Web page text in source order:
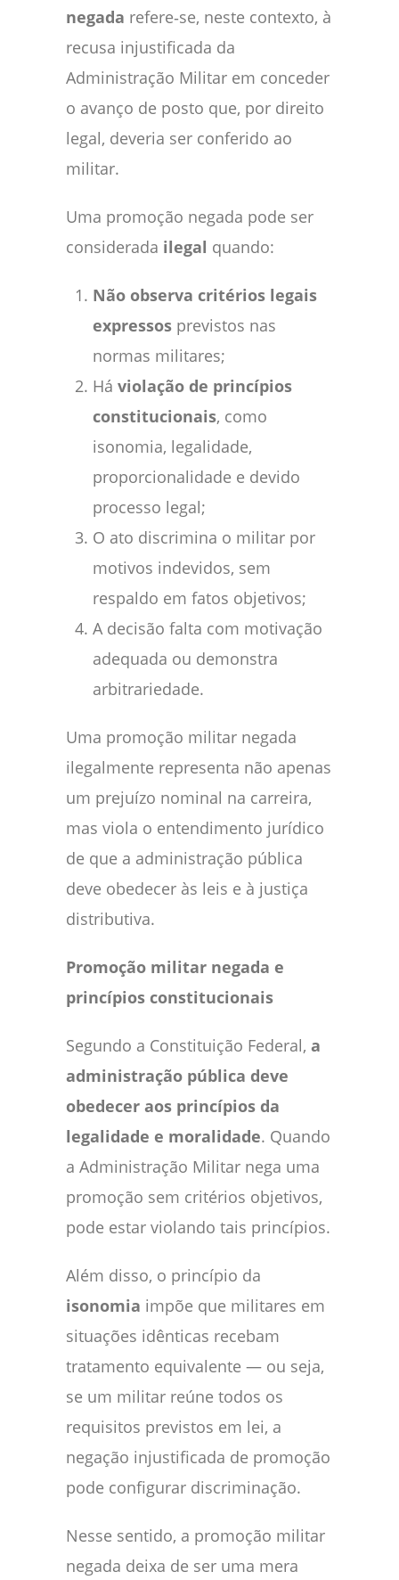
negada refere‑se, neste contexto, à
recusa injustificada da
Administração Militar em conceder
o avanço de posto que, por direito
legal, deveria ser conferido ao
militar.
Uma promoção negada pode ser
considerada ilegal quando:
Não observa critérios legais
expressos previstos nas
normas militares;
Há violação de princípios
constitucionais, como
isonomia, legalidade,
proporcionalidade e devido
processo legal;
O ato discrimina o militar por
motivos indevidos, sem
respaldo em fatos objetivos;
A decisão falta com motivação
adequada ou demonstra
arbitrariedade.
Uma promoção militar negada
ilegalmente representa não apenas
um prejuízo nominal na carreira,
mas viola o entendimento jurídico
de que a administração pública
deve obedecer às leis e à justiça
distributiva.
Promoção militar negada e
princípios constitucionais
Segundo a Constituição Federal, a
administração pública deve
obedecer aos princípios da
legalidade e moralidade. Quando
a Administração Militar nega uma
promoção sem critérios objetivos,
pode estar violando tais princípios.
Além disso, o princípio da
isonomia impõe que militares em
situações idênticas recebam
tratamento equivalente — ou seja,
se um militar reúne todos os
requisitos previstos em lei, a
negação injustificada de promoção
pode configurar discriminação.
Nesse sentido, a promoção militar
negada deixa de ser uma mera